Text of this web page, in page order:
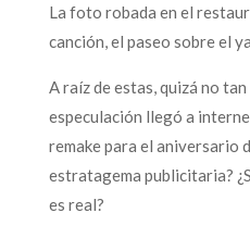
La foto robada en el
canción, el paseo sobre el
A raíz de estas, quizá no
especulación llegó a
remake para el aniversario
estratagema publicitaria?
es real?